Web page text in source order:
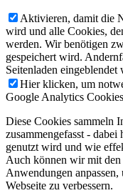
Aktivieren, damit die
wird und alle Cookies,
werden. Wir benötigen
gespeichert wird.
Seitenladen eingeblendet
Hier klicken, um
Google Analytics Cookies
Diese Cookies sammeln
zusammengefasst -
genutzt wird und wie
Auch können wir mit den
Anwendungen
Webseite zu verbessern.